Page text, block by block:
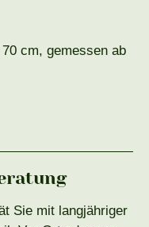
cm, gemessen ab
Sie mit langjähriger